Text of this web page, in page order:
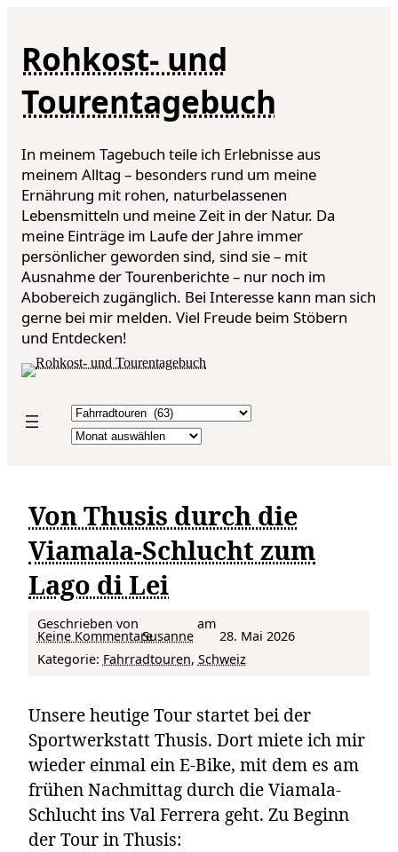
Rohkost- und
Tourentagebuch
In meinem Tagebuch teile ich Erlebnisse aus
meinem Alltag – besonders rund um meine
Ernährung mit rohen, naturbelassenen
Lebensmitteln und meine Zeit in der Natur. Da
meine Einträge im Laufe der Jahre immer
persönlicher geworden sind, sind sie – mit
Ausnahme der Tourenberichte – nur noch im
Abobereich zugänglich. Bei Interesse kann man sich
gerne bei mir melden. Viel Freude beim Stöbern
und Entdecken!
Kategorien
Archiv
Von Thusis durch die
Viamala-Schlucht zum
Lago di Lei
Geschrieben von
Susanne
am
28. Mai 2026
Keine Kommentarezu Von Thusis durch die Viamala-Schlucht zum Lago di Lei
Kategorie: Fahrradtouren, Schweiz
Unsere heutige Tour startet bei der
Sportwerkstatt Thusis. Dort miete ich mir
wieder einmal ein E-Bike, mit dem es am
frühen Nachmittag durch die Viamala-
Schlucht ins Val Ferrera geht. Zu Beginn
der Tour in Thusis: